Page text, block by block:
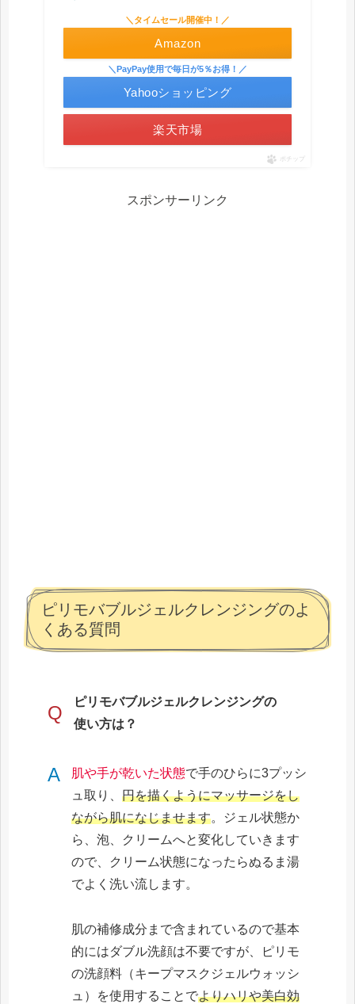
＼タイムセール開催中！／
Amazon
楽天市場
＼PayPay使用で毎日が5％お得！／
Yahooショッピング
ポチップ
スポンサーリンク
ピリモバブルジェルクレンジングのよ
くある質問
Q
ピリモバブルジェルクレンジングの
使い方は？
A 肌や手が乾いた状態で手のひらに3プッシ
ュ取り、円を描くようにマッサージをし
ながら肌になじませます。ジェル状態か
ら、泡、クリームへと変化していきます
ので、クリーム状態になったらぬるま湯
でよく洗い流します。
肌の補修成分まで含まれているので基本
的にはダブル洗顔は不要ですが、ピリモ
の洗顔料（キープマスクジェルウォッシ
ュ）を使用することでよりハリや美白効